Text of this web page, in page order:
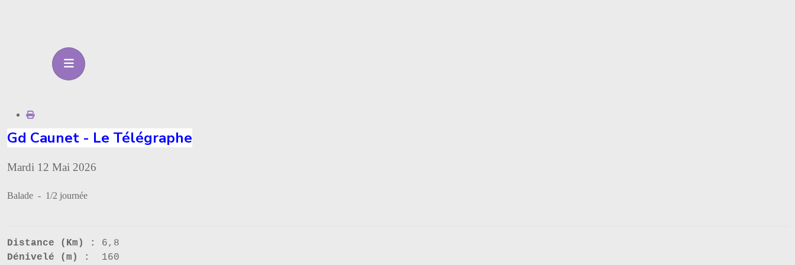
Gd Caunet - Le Télégraphe
Mardi 12 Mai 2026
Balade - 1/2 journée
Distance (Km) : 6,8
Dénivelé (m) : 160